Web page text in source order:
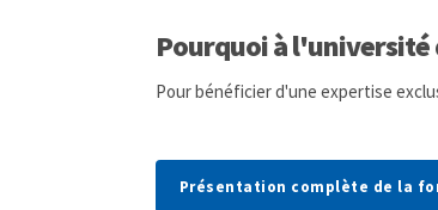
Pourquoi à l'université
Pour bénéficier d'une expertise
Présentation complète de la